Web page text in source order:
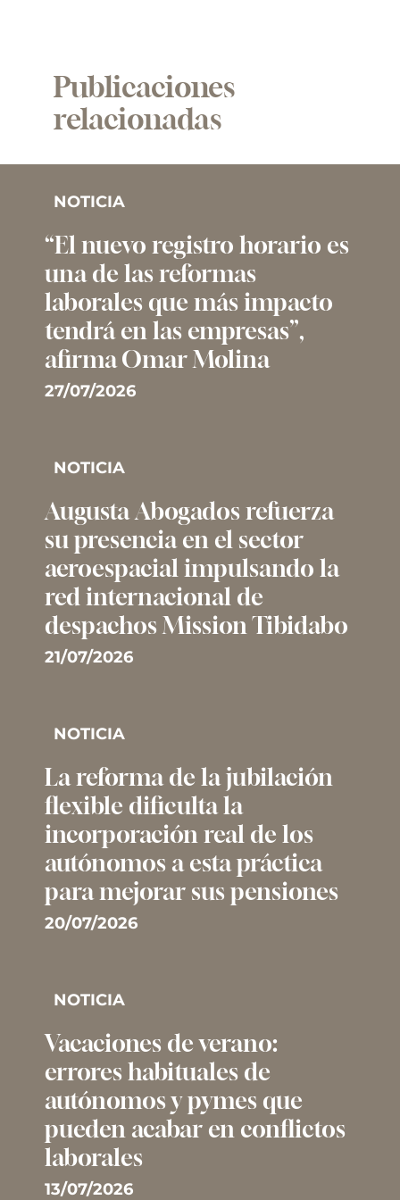
Publicaciones
relacionadas
NOTICIA
“El nuevo registro horario es
una de las reformas
laborales que más impacto
tendrá en las empresas”,
afirma Omar Molina
27/07/2026
NOTICIA
Augusta Abogados refuerza
su presencia en el sector
aeroespacial impulsando la
red internacional de
despachos Mission Tibidabo
21/07/2026
NOTICIA
La reforma de la jubilación
flexible dificulta la
incorporación real de los
autónomos a esta práctica
para mejorar sus pensiones
20/07/2026
NOTICIA
Vacaciones de verano:
errores habituales de
autónomos y pymes que
pueden acabar en conflictos
laborales
13/07/2026